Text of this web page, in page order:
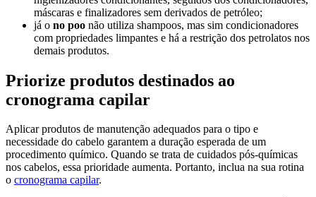
máscaras e finalizadores sem derivados de petróleo;
já o no poo não utiliza shampoos, mas sim condicionadores
com propriedades limpantes e há a restrição dos petrolatos nos
demais produtos.
Priorize produtos destinados ao
cronograma capilar
Aplicar produtos de manutenção adequados para o tipo e
necessidade do cabelo garantem a duração esperada de um
procedimento químico. Quando se trata de cuidados pós-químicas
nos cabelos, essa prioridade aumenta. Portanto, inclua na sua rotina
o cronograma capilar.